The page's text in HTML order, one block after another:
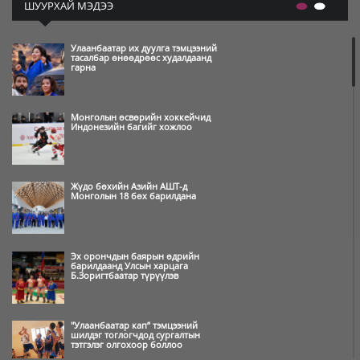
ШУУРХАЙ МЭДЭЭ
Улаанбаатар их дуулга тэмцээний
тасалбар өнөөдрөөс худалдаанд
гарна
Монголын өсвөрийн хоккейчид
Индонезийн багийг хожлоо
Жүдо бөхийн Азийн АШТ-д
Монголын 18 бөх барилдана
Эх орончдын баярын өдрийн
барилдаанд Улсын харцага
Б.Зоригтбаатар түрүүлэв
"Улаанбаатар кап” тэмцээний
шилдэг тоглогчдод сургалтын
тэтгэлэг олгохоор боллоо